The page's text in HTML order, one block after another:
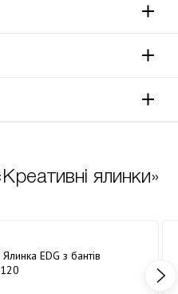
ялинки»
EDG з бантів